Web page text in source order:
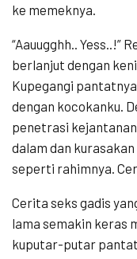
ke memeknya.
“Aauugghh..
berlanjut dengan
Kupegangi
dengan kocokanku.
penetrasi
dalam dan
seperti rahimnya.
Cerita seks gadis
lama semakin keras
kuputar-putar